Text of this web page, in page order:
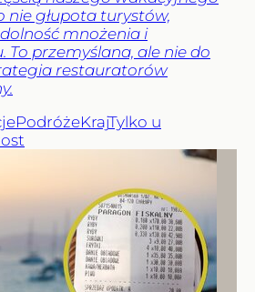
nie głupota turystów,
mnożenia i
To przemyślana, ale nie do
restauratorów
PodróżeKrajTylko u